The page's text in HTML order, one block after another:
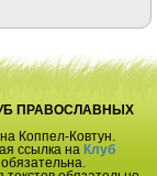
ПРАВОСЛАВНЫХ
Коппел-Ковтун.
ссылка на Клуб
обязательна.